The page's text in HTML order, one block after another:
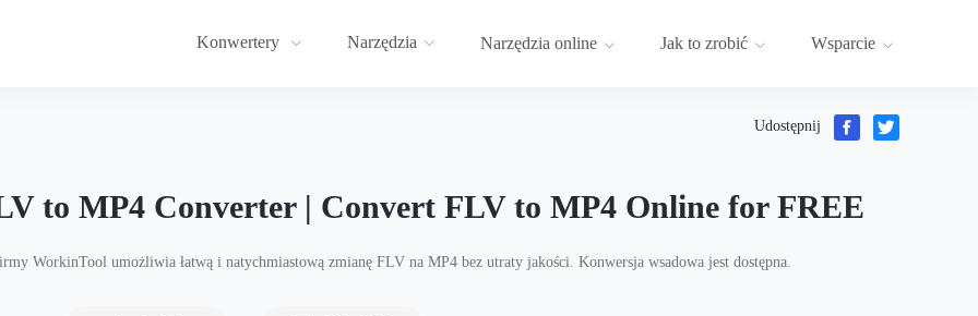
Konwertery Narzędzia Narzędzia online Jak to zrobić Wsparcie
Udostępnij
to MP4 Converter | Convert FLV to MP4 Online for FREE
WorkinTool umożliwia łatwą i natychmiastową zmianę FLV na MP4 bez utraty jakości. Konwersja wsadowa jest dostępna.